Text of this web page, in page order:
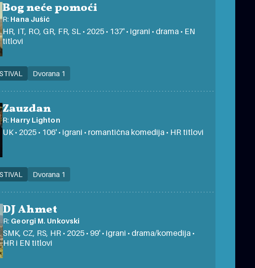
Bog neće pomoći
R: Hana Jušić
HR, IT, RO, GR, FR, SL • 2025 • 137' • igrani • drama • EN
titlovi
Dvorana 1
Zauzdan
R: Harry Lighton
UK • 2025 • 106' • igrani • romantična komedija • HR titlovi
Dvorana 1
DJ Ahmet
R: Georgi M. Unkovski
SMK, CZ, RS, HR • 2025 • 99' • igrani • drama/komedija •
HR i EN titlovi